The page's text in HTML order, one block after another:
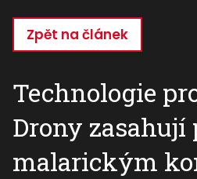
hlavnímu
Zpět na článek
Technologie
Drony zasahují
malarickým